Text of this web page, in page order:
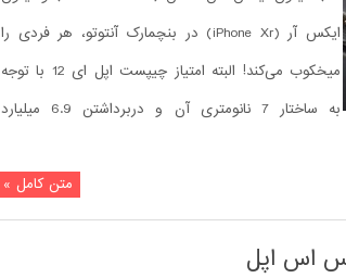
ایکس آر (iPhone Xr) در بنچمارک آنتوتو، هر فردی را
میخکوب می‌کند! البته امتیاز چیپست اپل ای 12 با توجه
به ساختار 7 نانومتری آن و دربرداشتن 6.9 میلیارد
متن کامل »
اس اپل